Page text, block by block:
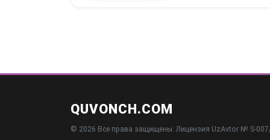
QUVONCH.COM
© 2026 Все права защищены. Лицензия UzAvtor № S-